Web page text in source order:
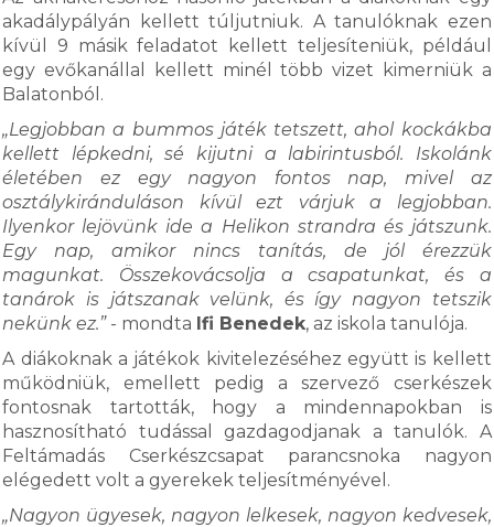
akadálypályán kellett túljutniuk. A tanulóknak ezen
kívül 9 másik feladatot kellett teljesíteniük, például
egy evőkanállal kellett minél több vizet kimerniük a
Balatonból.
„Legjobban a bummos játék tetszett, ahol kockákba
kellett lépkedni, sé kijutni a labirintusból. Iskolánk
életében ez egy nagyon fontos nap, mivel az
osztálykiránduláson kívül ezt várjuk a legjobban.
Ilyenkor lejövünk ide a Helikon strandra és játszunk.
Egy nap, amikor nincs tanítás, de jól érezzük
magunkat. Összekovácsolja a csapatunkat, és a
tanárok is játszanak velünk, és így nagyon tetszik
nekünk ez.”- mondta Ifi Benedek, az iskola tanulója.
A diákoknak a játékok kivitelezéséhez együtt is kellett
működniük, emellett pedig a szervező cserkészek
fontosnak tartották, hogy a mindennapokban is
hasznosítható tudással gazdagodjanak a tanulók. A
Feltámadás Cserkészcsapat parancsnoka nagyon
elégedett volt a gyerekek teljesítményével.
„Nagyon ügyesek, nagyon lelkesek, nagyon kedvesek,